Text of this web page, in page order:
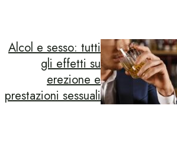
Alcol e sesso: tutti
gli effetti su
erezione e
prestazioni sessuali